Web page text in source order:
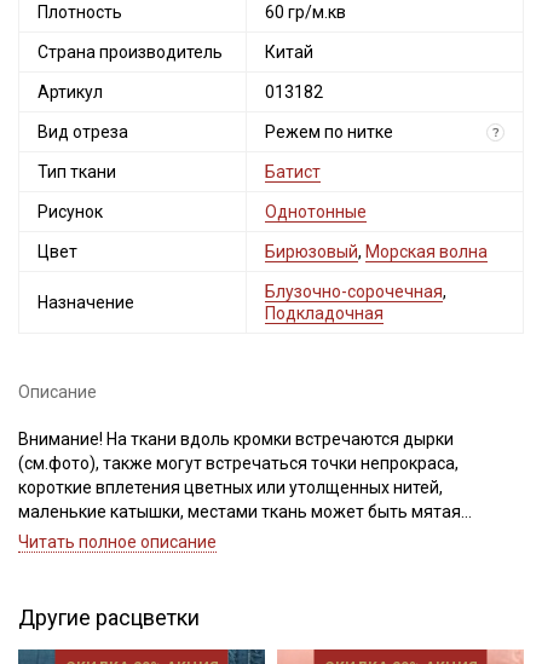
Плотность 60 гр/м.кв
Страна производитель Китай
Артикул 013182
Вид отреза Режем по нитке ?
Тип ткани Батист
Рисунок Однотонные
Цвет Бирюзовый, Морская волна
Назначение
Блузочно-сорочечная,
Подкладочная
Описание
Внимание! На ткани вдоль кромки встречаются дырки
(см.фото), также могут встречаться точки непрокраса,
короткие вплетения цветных или утолщенных нитей,
маленькие катышки, местами ткань может быть мятая
(разглаживается после декатировки). Ткань режем по нитке.
необычайно тонкий, гладкий, полупрозрачный материал с
мягким блеском. Вырабатывается из тончайших крученых
нитей хлопка и несмотря на видимую хрупкость, достаточно
Читать полное описание
Другие расцветки